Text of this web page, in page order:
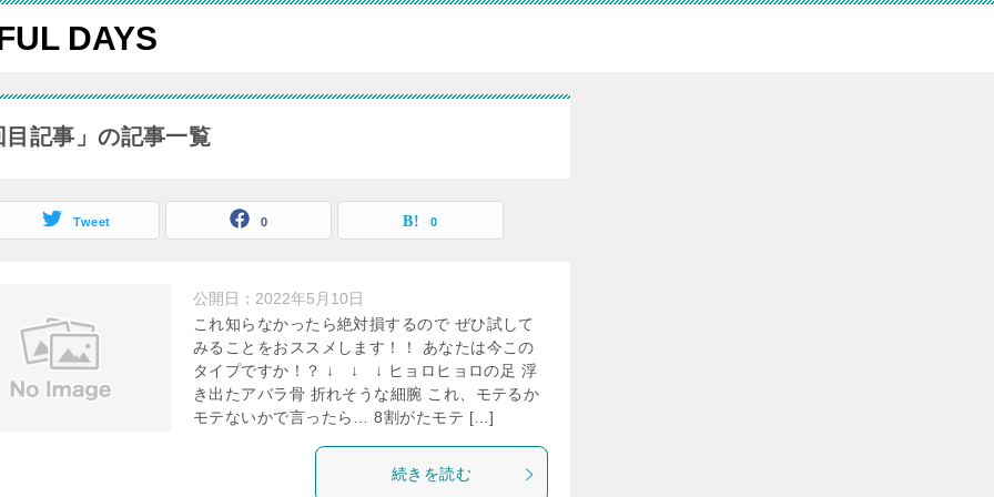
DAYS
目記事」の記事一覧
Tweet 0 0
公開日： 2022年5月10日
これ知らなかったら絶対損するので ぜひ試して
みることをおススメします！！ あなたは今この
タイプですか！？ ↓ ↓ ↓ ヒョロヒョロの足 浮
き出たアバラ骨 折れそうな細腕 これ、モテるか
モテないかで言ったら… 8割がたモテ […]
続きを読む